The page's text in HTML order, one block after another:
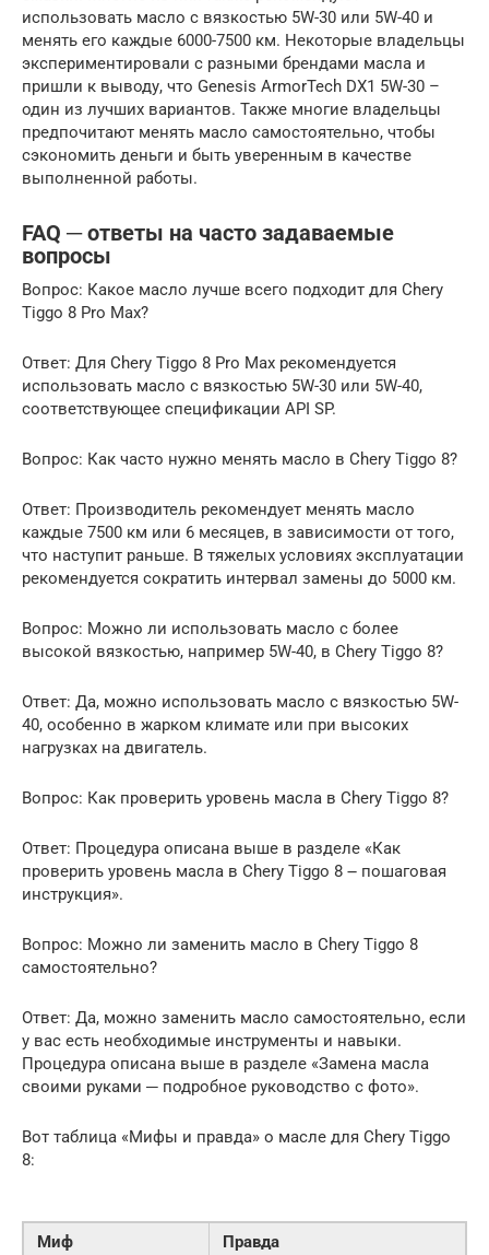
использовать масло с вязкостью 5W-30 или 5W-40 и
менять его каждые 6000-7500 км. Некоторые владельцы
экспериментировали с разными брендами масла и
пришли к выводу, что Genesis ArmorTech DX1 5W-30 –
один из лучших вариантов. Также многие владельцы
предпочитают менять масло самостоятельно, чтобы
сэкономить деньги и быть уверенным в качестве
выполненной работы.
FAQ ─ ответы на часто задаваемые
вопросы
Вопрос: Какое масло лучше всего подходит для Chery
Tiggo 8 Pro Max?
Ответ: Для Chery Tiggo 8 Pro Max рекомендуется
использовать масло с вязкостью 5W-30 или 5W-40,
соответствующее спецификации API SP.
Вопрос: Как часто нужно менять масло в Chery Tiggo 8?
Ответ: Производитель рекомендует менять масло
каждые 7500 км или 6 месяцев, в зависимости от того,
что наступит раньше. В тяжелых условиях эксплуатации
рекомендуется сократить интервал замены до 5000 км.
Вопрос: Можно ли использовать масло с более
высокой вязкостью, например 5W-40, в Chery Tiggo 8?
Ответ: Да, можно использовать масло с вязкостью 5W-
40, особенно в жарком климате или при высоких
нагрузках на двигатель.
Вопрос: Как проверить уровень масла в Chery Tiggo 8?
Ответ: Процедура описана выше в разделе «Как
проверить уровень масла в Chery Tiggo 8 ౼ пошаговая
инструкция».
Вопрос: Можно ли заменить масло в Chery Tiggo 8
самостоятельно?
Ответ: Да, можно заменить масло самостоятельно, если
у вас есть необходимые инструменты и навыки.
Процедура описана выше в разделе «Замена масла
своими руками ─ подробное руководство с фото».
Вот таблица «Мифы и правда» о масле для Chery Tiggo
8:
Миф Правда